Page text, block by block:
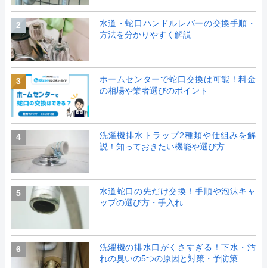
2
水道・蛇口ハンドルレバーの交換手順・
方法を分かりやすく解説
3
ホームセンターで蛇口交換は可能！料金
の相場や業者選びのポイント
4
洗濯機排水トラップ2種類や仕組みを解
説！知っておきたい機能や選び方
5
水道蛇口の先だけ交換！手順や泡沫キャ
ップの選び方・手入れ
6
洗濯機の排水口がくさすぎる！下水・汚
れの臭いの5つの原因と対策・予防策